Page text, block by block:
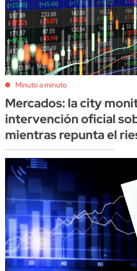
Minuto a minuto
Mercados: la city
intervención oficial
mientras repunta el